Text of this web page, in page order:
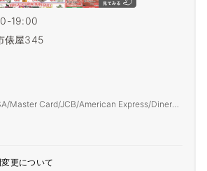
19:00
俵屋345
Master Card/JCB/American Express/Diners
変更について